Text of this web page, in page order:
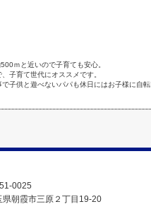
ｍと近いので子育ても安心。
子育て世代にオススメです。
子供と遊べないパパも休日にはお子様に自
0025
県朝霞市三原２丁目19-20